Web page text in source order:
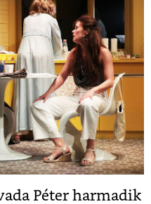
Péter harmadik